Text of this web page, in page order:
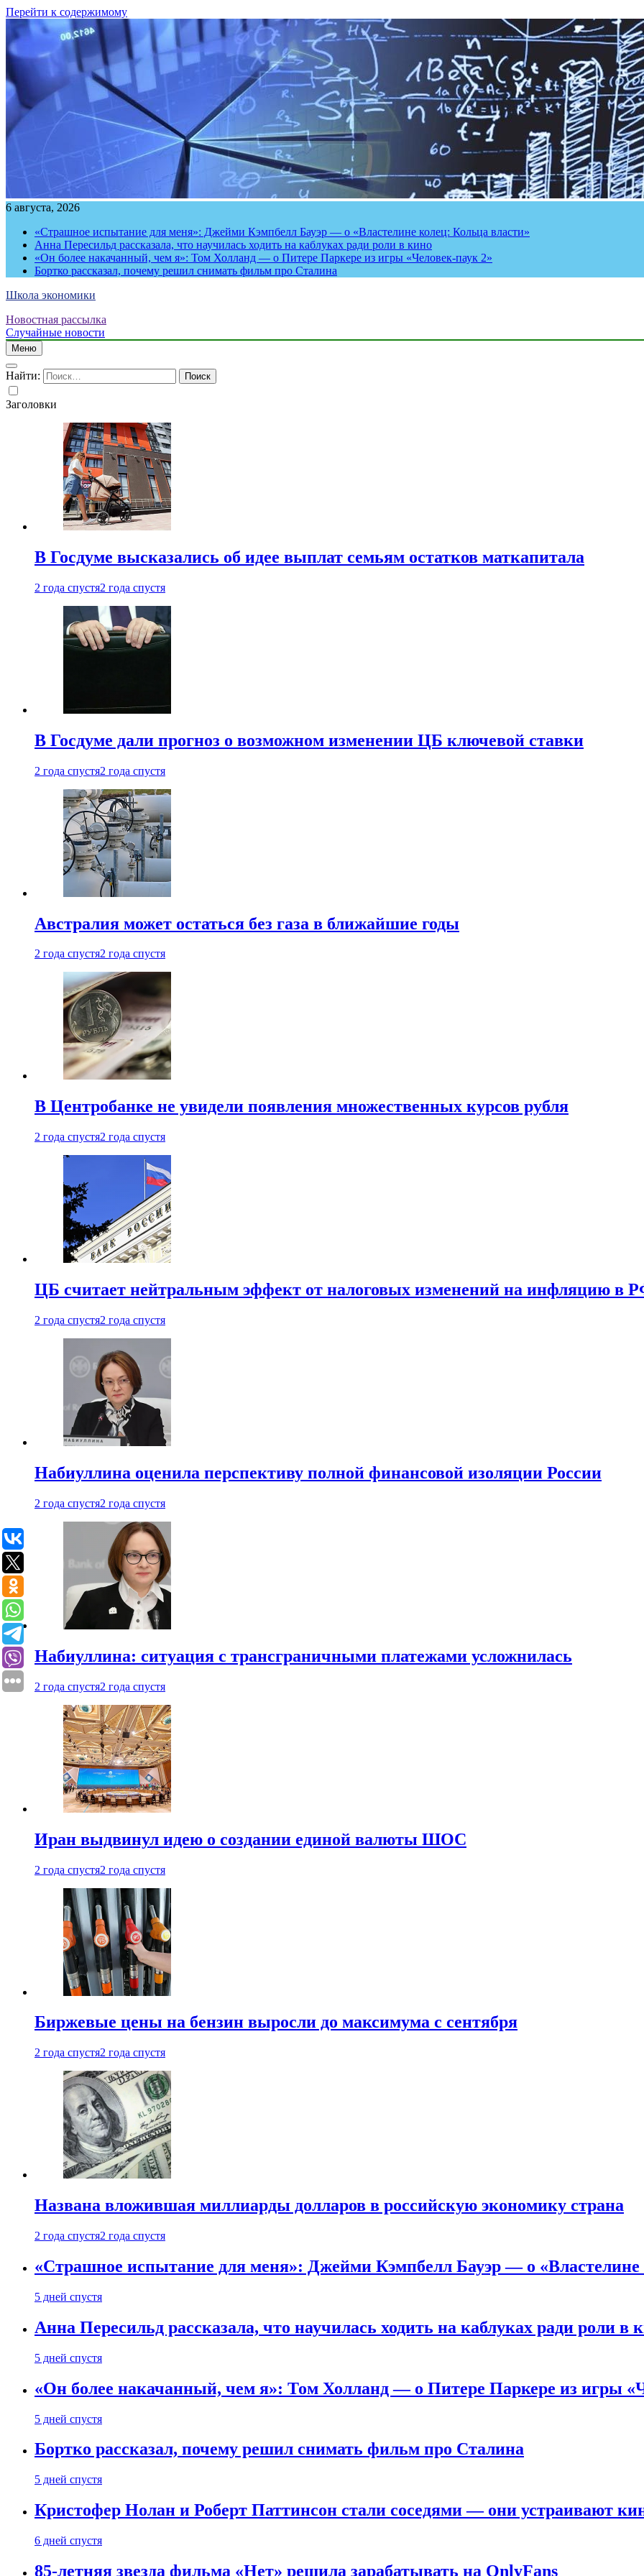
Перейти к содержимому
6 августа, 2026
«Страшное испытание для меня»: Джейми Кэмпбелл Бауэр — о «Властелине колец: Кольца власти»
Анна Пересильд рассказала, что научилась ходить на каблуках ради роли в кино
«Он более накачанный, чем я»: Том Холланд — о Питере Паркере из игры «Человек-паук 2»
Бортко рассказал, почему решил снимать фильм про Сталина
Школа экономики
Новостная рассылка
Случайные новости
Меню
Найти:
Заголовки
В Госдуме высказались об идее выплат семьям остатков маткапитала
2 года спустя2 года спустя
В Госдуме дали прогноз о возможном изменении ЦБ ключевой ставки
2 года спустя2 года спустя
Австралия может остаться без газа в ближайшие годы
2 года спустя2 года спустя
В Центробанке не увидели появления множественных курсов рубля
2 года спустя2 года спустя
ЦБ считает нейтральным эффект от налоговых изменений на инфляцию в
2 года спустя2 года спустя
Набиуллина оценила перспективу полной финансовой изоляции России
2 года спустя2 года спустя
Набиуллина: ситуация с трансграничными платежами усложнилась
2 года спустя2 года спустя
Иран выдвинул идею о создании единой валюты ШОС
2 года спустя2 года спустя
Биржевые цены на бензин выросли до максимума с сентября
2 года спустя2 года спустя
Названа вложившая миллиарды долларов в российскую экономику страна
2 года спустя2 года спустя
«Страшное испытание для меня»: Джейми Кэмпбелл Бауэр — о «Властелине
5 дней спустя
Анна Пересильд рассказала, что научилась ходить на каблуках ради роли в
5 дней спустя
«Он более накачанный, чем я»: Том Холланд — о Питере Паркере из игры
5 дней спустя
Бортко рассказал, почему решил снимать фильм про Сталина
5 дней спустя
Кристофер Нолан и Роберт Паттинсон стали соседями — они устраивают
6 дней спустя
85-летняя звезда фильма «Нет» решила зарабатывать на OnlyFans